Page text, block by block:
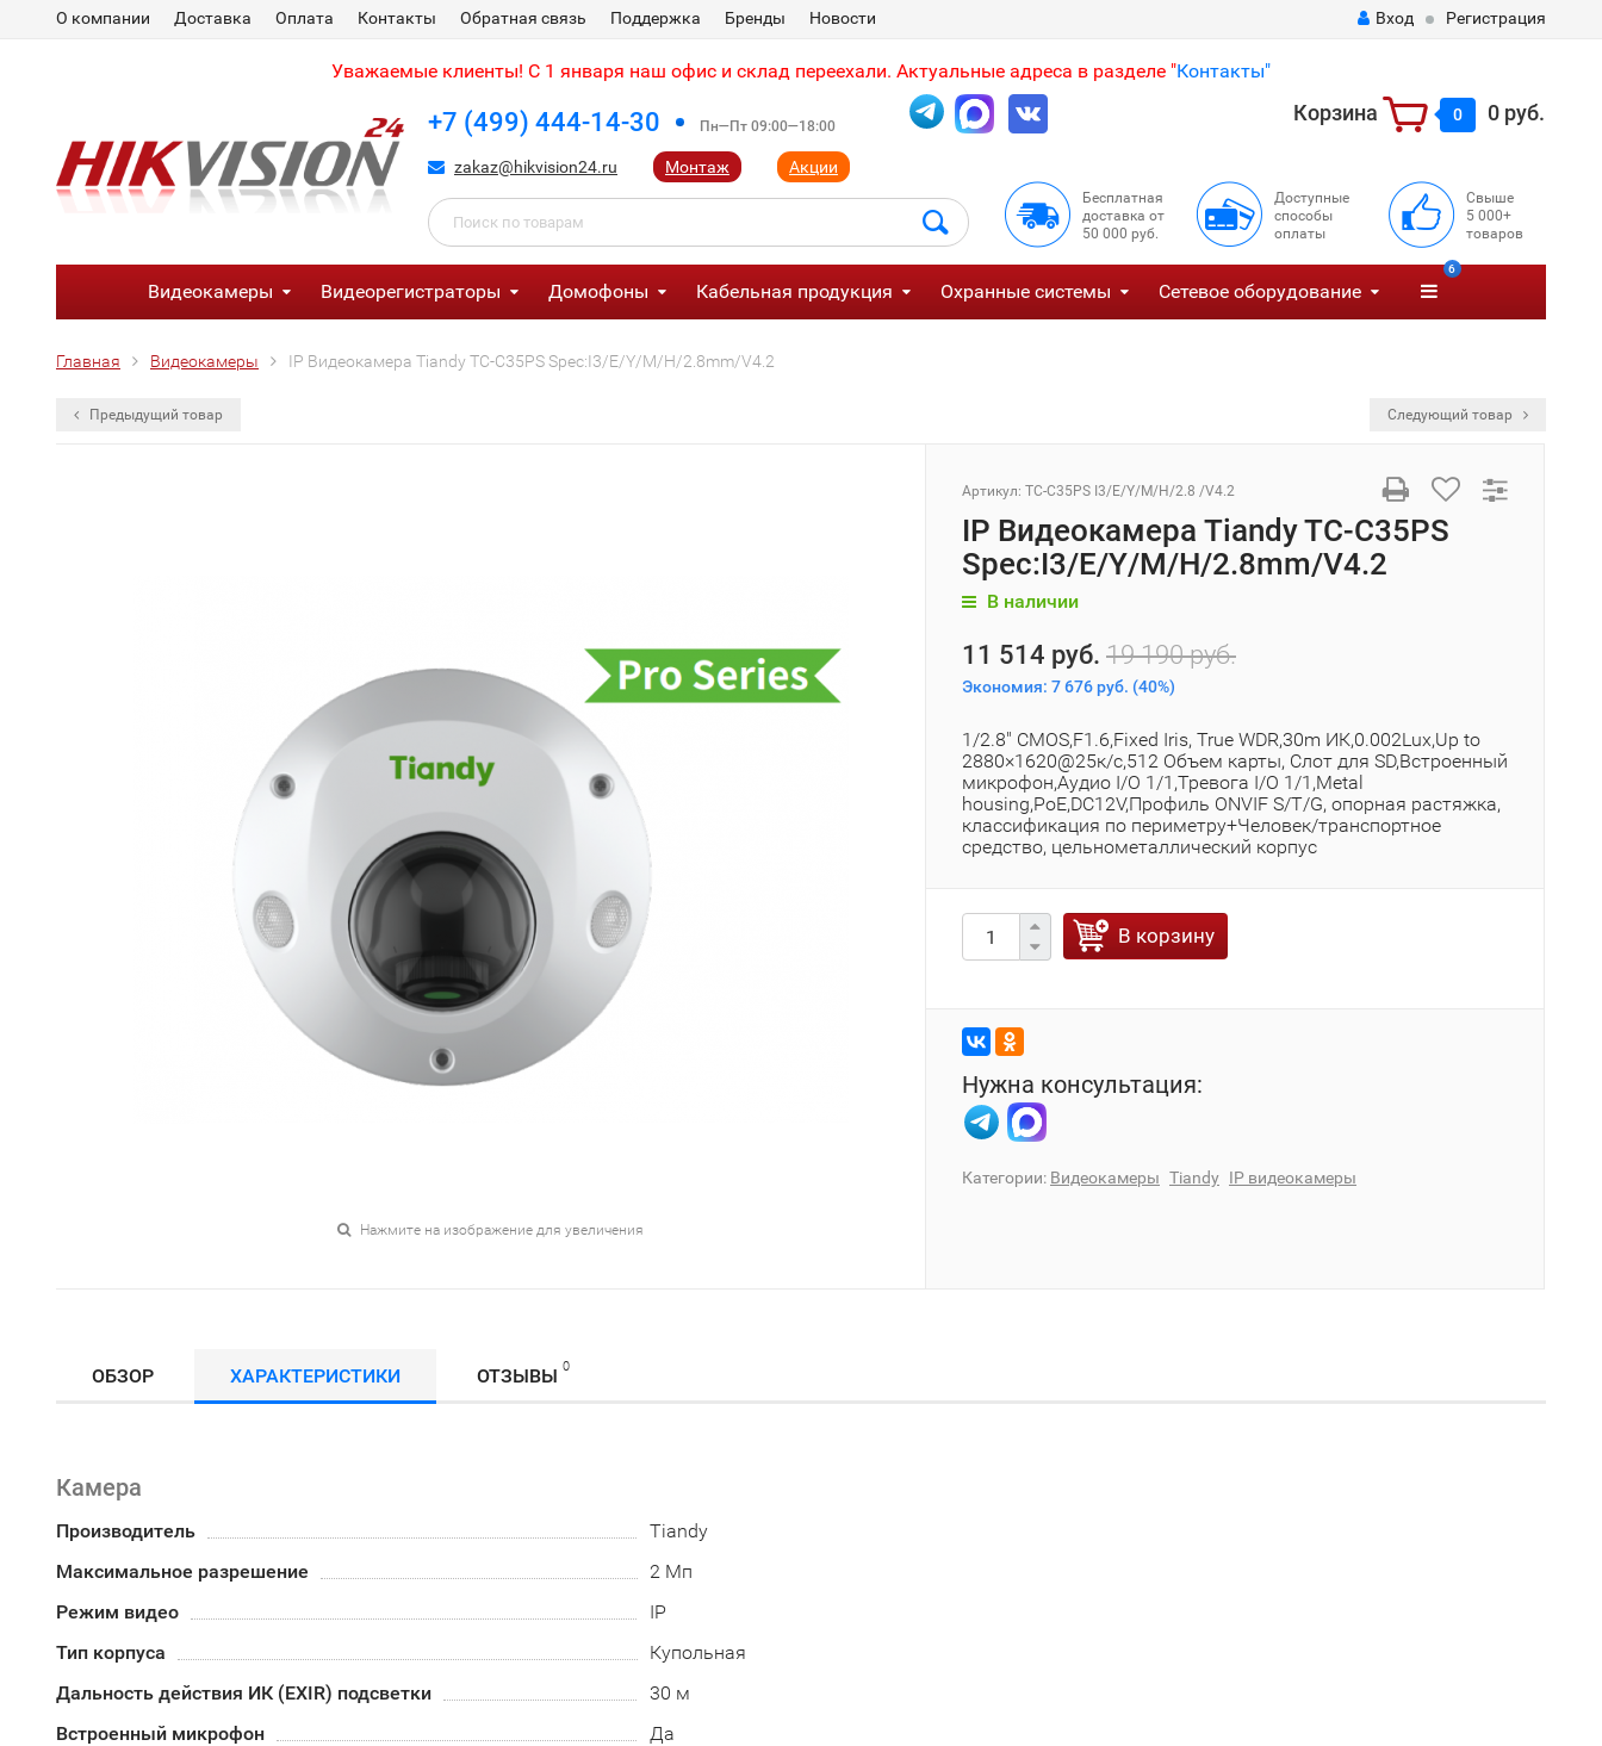
О компании Доставка Оплата Контакты Обратная связь Поддержка Бренды Новости Вход Регистрация
Уважаемые клиенты! С 1 января наш офис и склад переехали. Актуальные адреса в разделе "Контакты"
+7 (499) 444-14-30 Пн—Пт 09:00—18:00
zakaz@hikvision24.ru Монтаж Акции
Корзина 0 0 руб.
Бесплатная
доставка от
50 000 руб.
Доступные
способы
оплаты
Свыше
5 000+
товаров
Видеокамеры Видеорегистраторы Домофоны Кабельная продукция Охранные системы Сетевое оборудование
6
Главная Видеокамеры IP Видеокамера Tiandy TC-C35PS Spec:I3/E/Y/M/H/2.8mm/V4.2
Предыдущий товар Следующий товар
Нажмите на изображение для увеличения
Артикул: TC-C35PS I3/E/Y/M/H/2.8 /V4.2
IP Видеокамера Tiandy TC-C35PS
Spec:I3/E/Y/M/H/2.8mm/V4.2
В наличии
11 514 руб. 19 190 руб.
Экономия: 7 676 руб. (40%)
1/2.8" CMOS,F1.6,Fixed Iris, True WDR,30m ИК,0.002Lux,Up to
2880×1620@25к/с,512 Объем карты, Слот для SD,Встроенный
микрофон,Аудио I/O 1/1,Тревога I/O 1/1,Metal
housing,PoE,DC12V,Профиль ONVIF S/T/G, опорная растяжка,
классификация по периметру+Человек/транспортное
средство, цельнометаллический корпус
В корзину
Нужна консультация:
Категории: Видеокамеры Tiandy IP видеокамеры
ОБЗОР ХАРАКТЕРИСТИКИ ОТЗЫВЫ 0
Камера
Производитель
Tiandy
Максимальное разрешение
2 Мп
Режим видео
IP
Тип корпуса
Купольная
Дальность действия ИК (EXIR) подсветки
30 м
Встроенный микрофон
Да